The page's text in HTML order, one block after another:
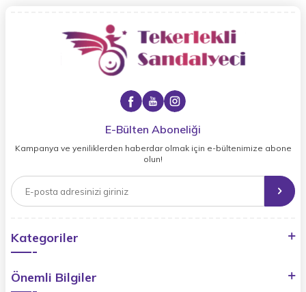
E-Bülten Aboneliği
Kampanya ve yeniliklerden haberdar olmak için e-bültenimize abone
olun!
Kategoriler
Önemli Bilgiler